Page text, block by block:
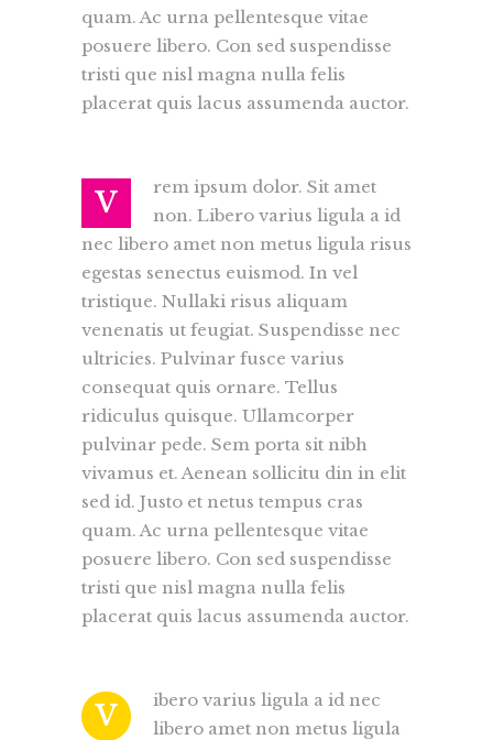
quam. Ac urna pellentesque vitae
posuere libero. Con sed suspendisse
tristi que nisl magna nulla felis
placerat quis lacus assumenda auctor.
V
rem ipsum dolor. Sit amet
non. Libero varius ligula a id
nec libero amet non metus ligula risus
egestas senectus euismod. In vel
tristique. Nullaki risus aliquam
venenatis ut feugiat. Suspendisse nec
ultricies. Pulvinar fusce varius
consequat quis ornare. Tellus
ridiculus quisque. Ullamcorper
pulvinar pede. Sem porta sit nibh
vivamus et. Aenean sollicitu din in elit
sed id. Justo et netus tempus cras
quam. Ac urna pellentesque vitae
posuere libero. Con sed suspendisse
tristi que nisl magna nulla felis
placerat quis lacus assumenda auctor.
V
ibero varius ligula a id nec
libero amet non metus ligula